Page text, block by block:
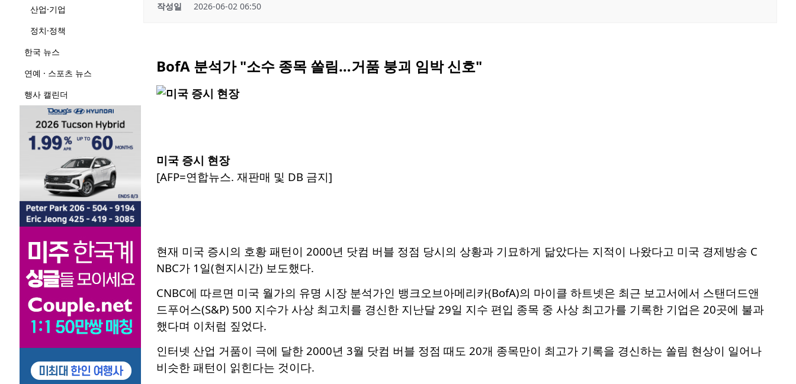
산업·기업
정치·정책
한국 뉴스
연예 · 스포츠 뉴스
행사 캘린더
작성일 2026-06-02 06:50
BofA 분석가 "소수 종목 쏠림…거품 붕괴 임박 신호"
미국 증시 현장
[AFP=연합뉴스. 재판매 및 DB 금지]
현재 미국 증시의 호황 패턴이 2000년 닷컴 버블 정점 당시의 상황과 기묘하게 닮았다는 지적이 나왔다고 미국 경제방송 C
NBC가 1일(현지시간) 보도했다.
CNBC에 따르면 미국 월가의 유명 시장 분석가인 뱅크오브아메리카(BofA)의 마이클 하트넷은 최근 보고서에서 스탠더드앤
드푸어스(S&P) 500 지수가 사상 최고치를 경신한 지난달 29일 지수 편입 종목 중 사상 최고가를 기록한 기업은 20곳에 불과
했다며 이처럼 짚었다.
인터넷 산업 거품이 극에 달한 2000년 3월 닷컴 버블 정점 때도 20개 종목만이 최고가 기록을 경신하는 쏠림 현상이 일어나
비슷한 패턴이 읽힌다는 것이다.